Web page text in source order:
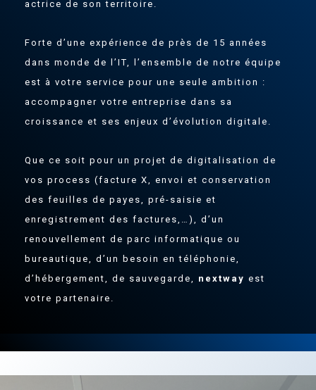
actrice de son territoire.
Forte d’une expérience de près de 15 années
dans monde de l’IT, l’ensemble de notre équipe
est à votre service pour une seule ambition :
accompagner votre entreprise dans sa
croissance et ses enjeux d’évolution digitale.
Que ce soit pour un projet de digitalisation de
vos process (facture X, envoi et conservation
des feuilles de payes, pré-saisie et
enregistrement des factures,…), d’un
renouvellement de parc informatique ou
bureautique, d’un besoin en téléphonie,
d’hébergement, de sauvegarde, nextway est
votre partenaire.